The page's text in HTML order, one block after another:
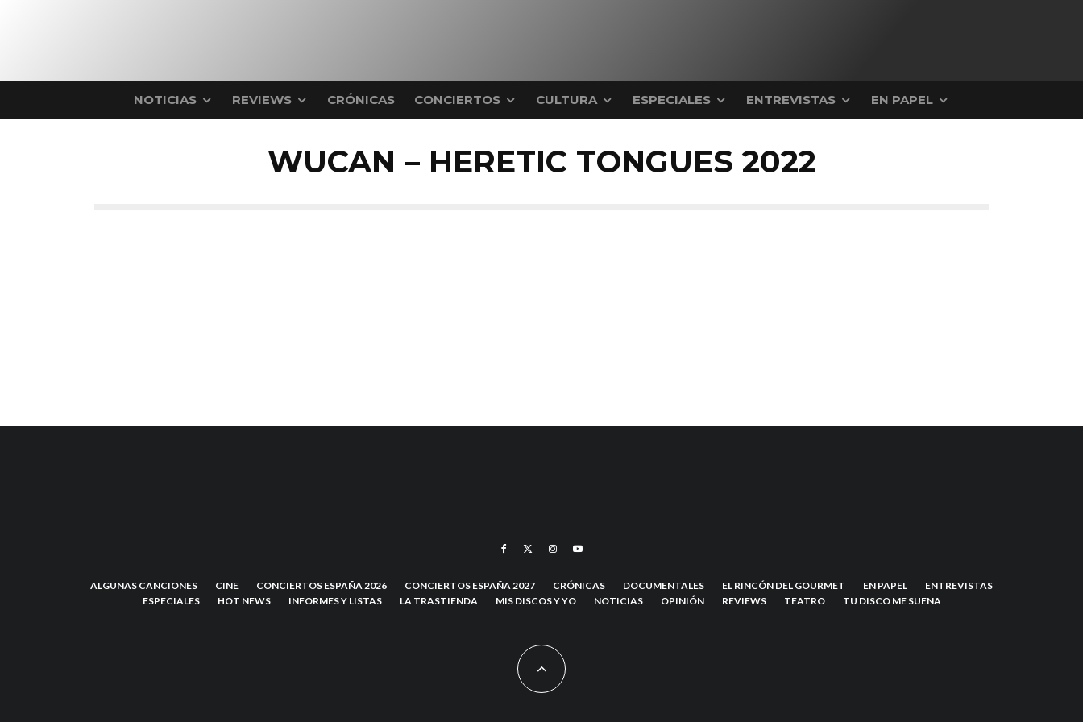
NOTICIAS REVIEWS CRÓNICAS CONCIERTOS CULTURA ESPECIALES ENTREVISTAS EN PAPEL
WUCAN – HERETIC TONGUES 2022
ALGUNAS CANCIONES CINE CONCIERTOS ESPAÑA 2026 CONCIERTOS ESPAÑA 2027 CRÓNICAS DOCUMENTALES EL RINCÓN DEL GOURMET EN PAPEL
ENTREVISTAS
ESPECIALES
HOT NEWS INFORMES Y LISTAS LA TRASTIENDA MIS DISCOS Y YO NOTICIAS OPINIÓN REVIEWS TEATRO TU DISCO ME SUENA